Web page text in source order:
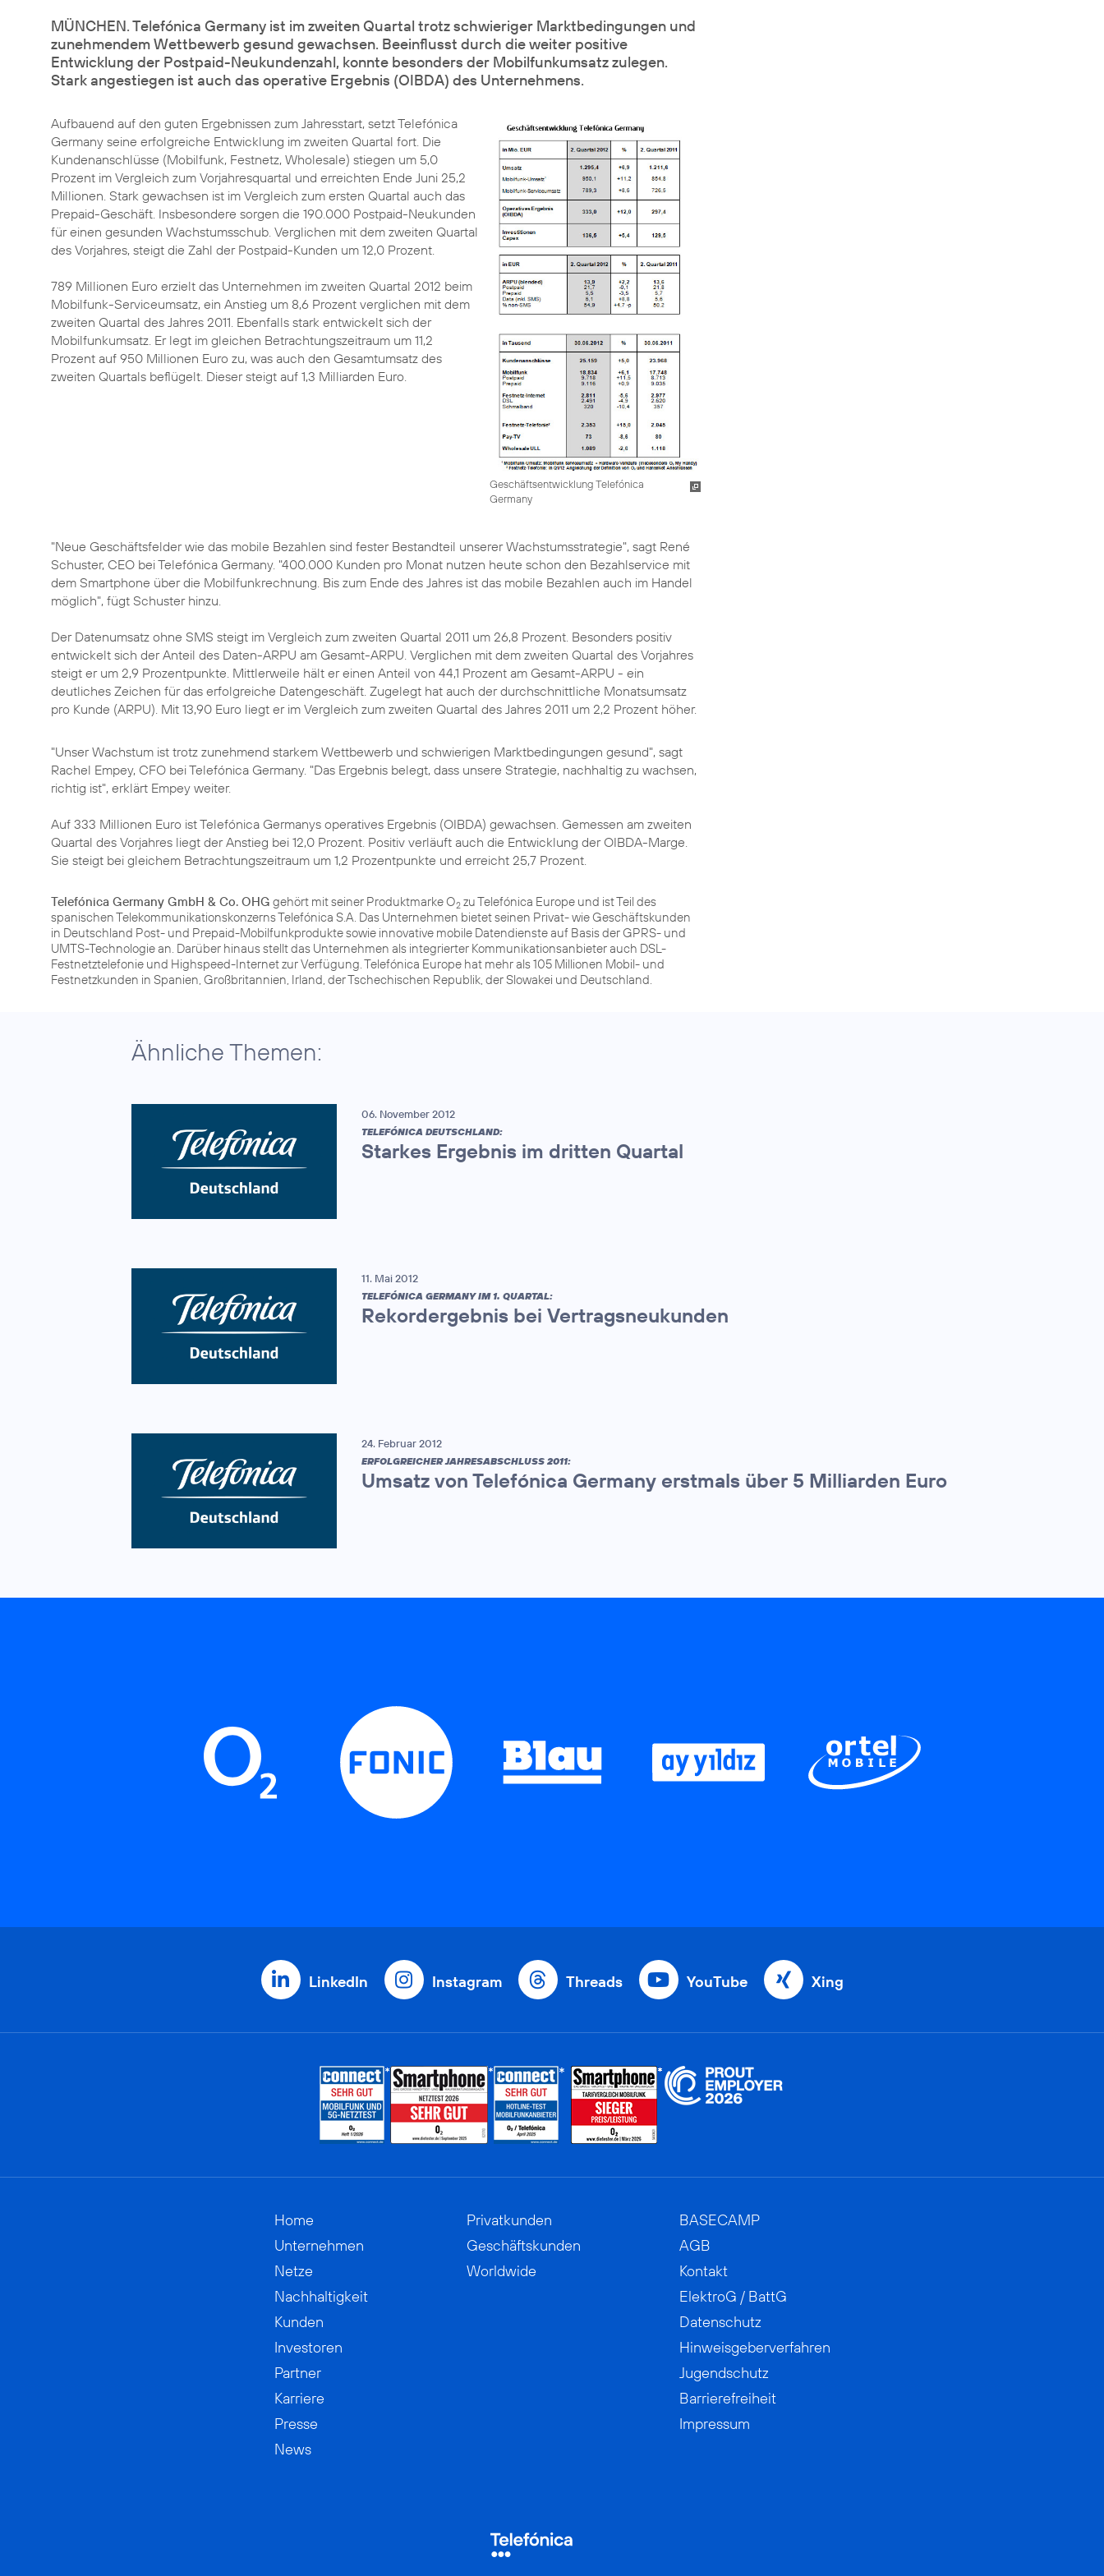
MÜNCHEN. Telefónica Germany ist im zweiten Quartal trotz schwieriger Marktbedingungen und
zunehmendem Wettbewerb gesund gewachsen. Beeinflusst durch die weiter positive
Entwicklung der Postpaid-Neukundenzahl, konnte besonders der Mobilfunkumsatz zulegen.
Stark angestiegen ist auch das operative Ergebnis (OIBDA) des Unternehmens.
Geschäftsentwicklung Telefónica
Germany
Aufbauend auf den guten Ergebnissen zum Jahresstart, setzt Telefónica
Germany seine erfolgreiche Entwicklung im zweiten Quartal fort. Die
Kundenanschlüsse (Mobilfunk, Festnetz, Wholesale) stiegen um 5,0
Prozent im Vergleich zum Vorjahresquartal und erreichten Ende Juni 25,2
Millionen. Stark gewachsen ist im Vergleich zum ersten Quartal auch das
Prepaid-Geschäft. Insbesondere sorgen die 190.000 Postpaid-Neukunden
für einen gesunden Wachstumsschub. Verglichen mit dem zweiten Quartal
des Vorjahres, steigt die Zahl der Postpaid-Kunden um 12,0 Prozent.
789 Millionen Euro erzielt das Unternehmen im zweiten Quartal 2012 beim
Mobilfunk-Serviceumsatz, ein Anstieg um 8,6 Prozent verglichen mit dem
zweiten Quartal des Jahres 2011. Ebenfalls stark entwickelt sich der
Mobilfunkumsatz. Er legt im gleichen Betrachtungszeitraum um 11,2
Prozent auf 950 Millionen Euro zu, was auch den Gesamtumsatz des
zweiten Quartals beflügelt. Dieser steigt auf 1,3 Milliarden Euro.
"Neue Geschäftsfelder wie das mobile Bezahlen sind fester Bestandteil unserer Wachstumsstrategie", sagt René
Schuster, CEO bei Telefónica Germany. "400.000 Kunden pro Monat nutzen heute schon den Bezahlservice mit
dem Smartphone über die Mobilfunkrechnung. Bis zum Ende des Jahres ist das mobile Bezahlen auch im Handel
möglich", fügt Schuster hinzu.
Der Datenumsatz ohne SMS steigt im Vergleich zum zweiten Quartal 2011 um 26,8 Prozent. Besonders positiv
entwickelt sich der Anteil des Daten-ARPU am Gesamt-ARPU. Verglichen mit dem zweiten Quartal des Vorjahres
steigt er um 2,9 Prozentpunkte. Mittlerweile hält er einen Anteil von 44,1 Prozent am Gesamt-ARPU - ein
deutliches Zeichen für das erfolgreiche Datengeschäft. Zugelegt hat auch der durchschnittliche Monatsumsatz
pro Kunde (ARPU). Mit 13,90 Euro liegt er im Vergleich zum zweiten Quartal des Jahres 2011 um 2,2 Prozent höher.
"Unser Wachstum ist trotz zunehmend starkem Wettbewerb und schwierigen Marktbedingungen gesund", sagt
Rachel Empey, CFO bei Telefónica Germany. "Das Ergebnis belegt, dass unsere Strategie, nachhaltig zu wachsen,
richtig ist", erklärt Empey weiter.
Auf 333 Millionen Euro ist Telefónica Germanys operatives Ergebnis (OIBDA) gewachsen. Gemessen am zweiten
Quartal des Vorjahres liegt der Anstieg bei 12,0 Prozent. Positiv verläuft auch die Entwicklung der OIBDA-Marge.
Sie steigt bei gleichem Betrachtungszeitraum um 1,2 Prozentpunkte und erreicht 25,7 Prozent.
Telefónica Germany GmbH & Co. OHG gehört mit seiner Produktmarke O2 zu Telefónica Europe und ist Teil des
spanischen Telekommunikationskonzerns Telefónica S.A. Das Unternehmen bietet seinen Privat- wie Geschäftskunden
in Deutschland Post- und Prepaid-Mobilfunkprodukte sowie innovative mobile Datendienste auf Basis der GPRS- und
UMTS-Technologie an. Darüber hinaus stellt das Unternehmen als integrierter Kommunikationsanbieter auch DSL-
Festnetztelefonie und Highspeed-Internet zur Verfügung. Telefónica Europe hat mehr als 105 Millionen Mobil- und
Festnetzkunden in Spanien, Großbritannien, Irland, der Tschechischen Republik, der Slowakei und Deutschland.
Ähnliche Themen:
06. November 2012
TELEFÓNICA DEUTSCHLAND:
Starkes Ergebnis im dritten Quartal
11. Mai 2012
TELEFÓNICA GERMANY IM 1. QUARTAL:
Rekordergebnis bei Vertragsneukunden
24. Februar 2012
ERFOLGREICHER JAHRESABSCHLUSS 2011:
Umsatz von Telefónica Germany erstmals über 5 Milliarden Euro
LinkedIn Instagram Threads YouTube Xing
Home
Unternehmen
Netze
Nachhaltigkeit
Kunden
Investoren
Partner
Karriere
Presse
News
Privatkunden
Geschäftskunden
Worldwide
BASECAMP
AGB
Kontakt
ElektroG / BattG
Datenschutz
Hinweisgeberverfahren
Jugendschutz
Barrierefreiheit
Impressum